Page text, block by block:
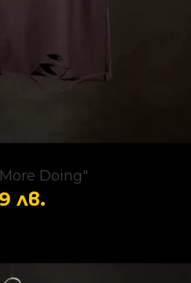
Doing"
лв.